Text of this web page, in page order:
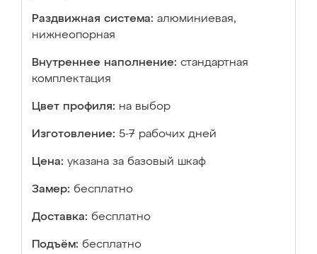
Раздвижная система: алюминиевая,
нижнеопорная
Внутреннее наполнение: стандартная
комплектация
Цвет профиля: на выбор
Изготовление: 5-7 рабочих дней
Цена: указана за базовый шкаф
Замер: бесплатно
Доставка: бесплатно
Подъём: бесплатно